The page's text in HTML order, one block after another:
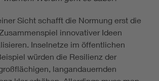
Sicht schafft die Normung erst die
innovativer Ideen
Inselnetze im öffentlichen
würden die Resilienz der
langandauernden